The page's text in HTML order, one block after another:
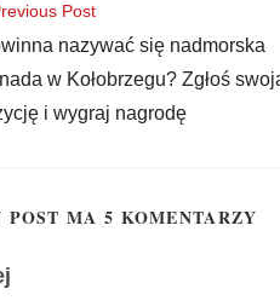
Post
nazywać się nadmorska
w Kołobrzegu? Zgłoś
i wygraj nagrodę
POST MA 5 KOMENTARZY